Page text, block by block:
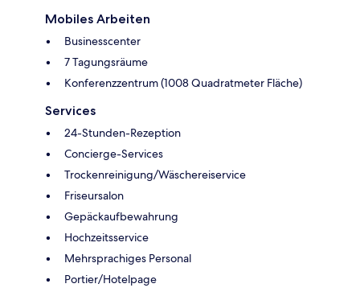
Mobiles Arbeiten
Businesscenter
7 Tagungsräume
Konferenzzentrum (1008 Quadratmeter Fläche)
Services
24-Stunden-Rezeption
Concierge-Services
Trockenreinigung/Wäschereiservice
Friseursalon
Gepäckaufbewahrung
Hochzeitsservice
Mehrsprachiges Personal
Portier/Hotelpage